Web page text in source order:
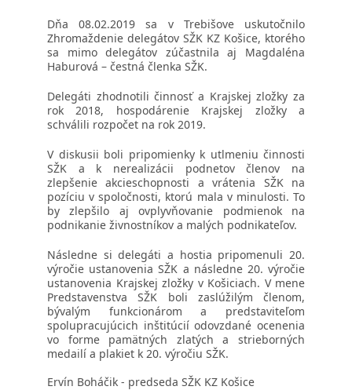
Dňa 08.02.2019 sa v Trebišove uskutočnilo
Zhromaždenie delegátov SŽK KZ Košice, ktorého
sa mimo delegátov zúčastnila aj Magdaléna
Haburová – čestná členka SŽK.
Delegáti zhodnotili činnosť a Krajskej zložky za
rok 2018, hospodárenie Krajskej zložky a
schválili rozpočet na rok 2019.
V diskusii boli pripomienky k utlmeniu činnosti
SŽK a k nerealizácii podnetov členov na
zlepšenie akcieschopnosti a vrátenia SŽK na
pozíciu v spoločnosti, ktorú mala v minulosti. To
by zlepšilo aj ovplyvňovanie podmienok na
podnikanie živnostníkov a malých podnikateľov.
Následne si delegáti a hostia pripomenuli 20.
výročie ustanovenia SŽK a následne 20. výročie
ustanovenia Krajskej zložky v Košiciach. V mene
Predstavenstva SŽK boli zaslúžilým členom,
bývalým funkcionárom a predstaviteľom
spolupracujúcich inštitúcií odovzdané ocenenia
vo forme pamätných zlatých a strieborných
medailí a plakiet k 20. výročiu SŽK.
Ervín Boháčik - predseda SŽK KZ Košice